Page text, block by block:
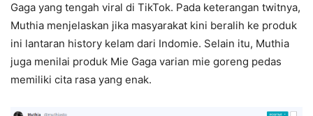
Gaga yang tengah viral di TikTok. Pada keterangan twitnya,
Muthia menjelaskan jika masyarakat kini beralih ke produk
ini lantaran history kelam dari Indomie. Selain itu, Muthia
juga menilai produk Mie Gaga varian mie goreng pedas
memiliki cita rasa yang enak.